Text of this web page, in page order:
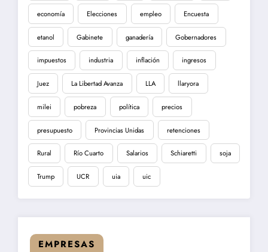
economía Elecciones empleo Encuesta
etanol Gabinete ganadería Gobernadores
impuestos industria inflación ingresos
Juez La Libertad Avanza LLA llaryora
milei pobreza política precios
presupuesto Provincias Unidas retenciones
Rural Río Cuarto Salarios Schiaretti soja
Trump UCR uia uic
EMPRESAS